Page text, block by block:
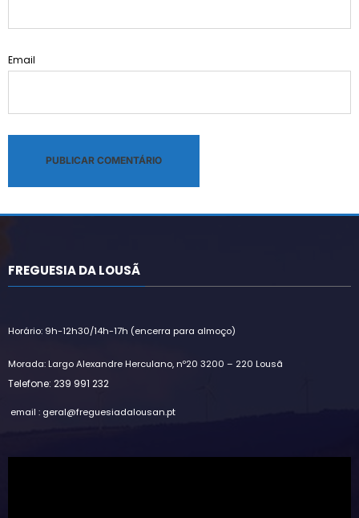
Email
FREGUESIA DA LOUSÃ
Horário: 9h-12h30/14h-17h (encerra para almoço)
Morada: Largo Alexandre Herculano, nº20 3200 – 220 Lousã
Telefone: 239 991 232
email : geral@freguesiadalousan.pt